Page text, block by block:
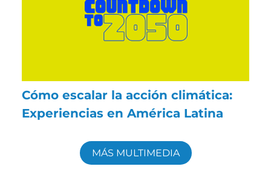
Cómo escalar la acción climática:
Experiencias en América Latina
MÁS MULTIMEDIA